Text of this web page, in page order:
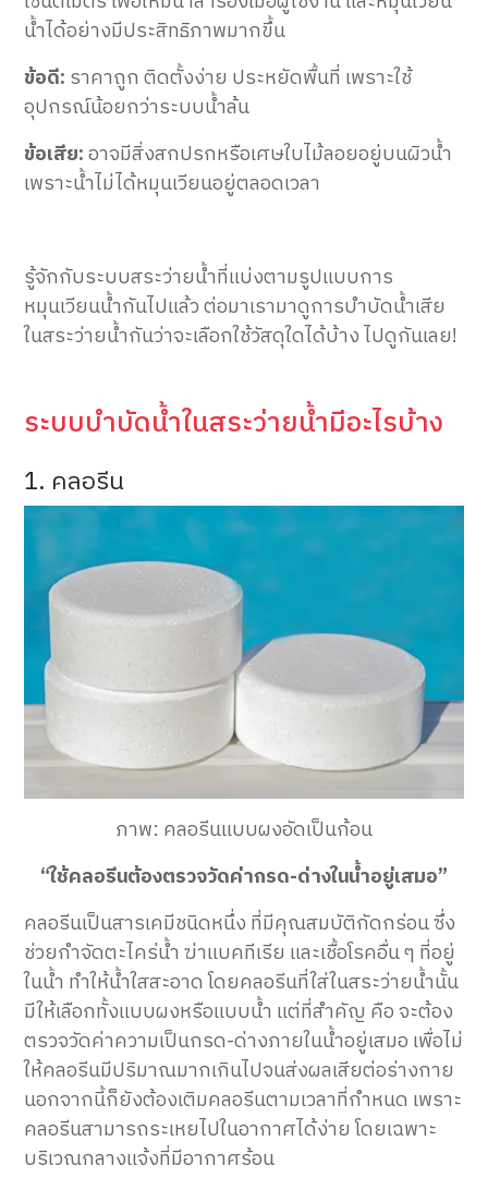
น้ำได้อย่างมีประสิทธิภาพมากขึ้น
ข้อดี: ราคาถูก ติดตั้งง่าย ประหยัดพื้นที่ เพราะใช้
อุปกรณ์น้อยกว่าระบบน้ำล้น
ข้อเสีย:อาจมีสิ่งสกปรกหรือเศษใบไม้ลอยอยู่บนผิวน้ำ
เพราะน้ำไม่ได้หมุนเวียนอยู่ตลอดเวลา
รู้จักกับระบบสระว่ายน้ำที่แบ่งตามรูปแบบการ
หมุนเวียนน้ำกันไปแล้ว ต่อมาเรามาดูการบำบัดน้ำเสีย
ในสระว่ายน้ำกันว่าจะเลือกใช้วัสดุใดได้บ้าง ไปดูกันเลย!
ระบบบำบัดน้ำในสระว่ายน้ำมีอะไรบ้าง
1. คลอรีน
ภาพ: คลอรีนแบบผงอัดเป็นก้อน
“ใช้คลอรีนต้องตรวจวัดค่ากรด-ด่างในน้ำอยู่เสมอ”
คลอรีนเป็นสารเคมีชนิดหนึ่ง ที่มีคุณสมบัติกัดกร่อน ซึ่ง
ช่วยกำจัดตะไคร่น้ำ ฆ่าแบคทีเรีย และเชื้อโรคอื่น ๆ ที่อยู่
ในน้ำ ทำให้น้ำใสสะอาด โดยคลอรีนที่ใส่ในสระว่ายน้ำนั้น
มีให้เลือกทั้งแบบผงหรือแบบน้ำ แต่ที่สำคัญ คือ จะต้อง
ตรวจวัดค่าความเป็นกรด-ด่างภายในน้ำอยู่เสมอ เพื่อไม่
ให้คลอรีนมีปริมาณมากเกินไปจนส่งผลเสียต่อร่างกาย
นอกจากนี้ก็ยังต้องเติมคลอรีนตามเวลาที่กำหนด เพราะ
คลอรีนสามารถระเหยไปในอากาศได้ง่าย โดยเฉพาะ
บริเวณกลางแจ้งที่มีอากาศร้อน